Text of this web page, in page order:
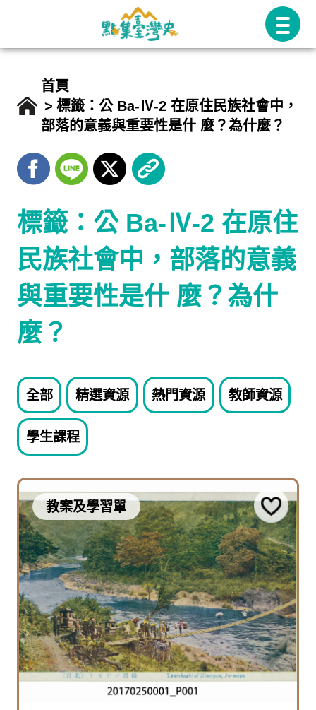
首頁
標籤：公 Ba-Ⅳ-2 在原住民族社會中，
部落的意義與重要性是什 麼？為什麼？
標籤：公 Ba-Ⅳ-2 在原住
民族社會中，部落的意義
與重要性是什 麼？為什
麼？
全部 精選資源 熱門資源 教師資源
學生課程
教案及學習單